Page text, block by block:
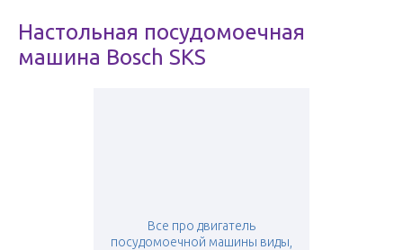
Настольная посудомоечная
машина Bosch SKS
Все про двигатель
посудомоечной машины виды,